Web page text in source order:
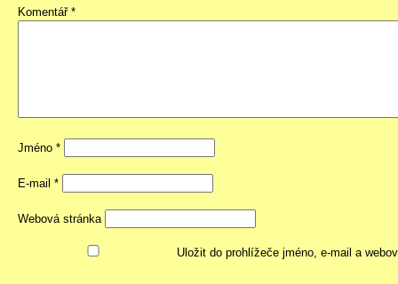
Komentář *
Jméno *
E-mail *
Webová stránka
Uložit do prohlížeče jméno, e-mail a